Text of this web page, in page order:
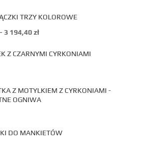
TRZY KOLOROWE
3 194,40zł
Z CZARNYMI CYRKONIAMI
Z MOTYLKIEM Z CYRKONIAMI -
OGNIWA
DO MANKIETÓW